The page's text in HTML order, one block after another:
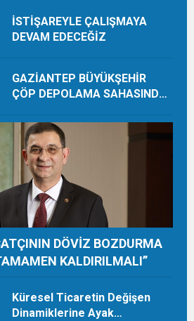
İSTİŞAREYLE ÇALIŞMAYA
DEVAM EDECEĞİZ
GAZİANTEP BÜYÜKŞEHİR
ÇÖP DEPOLAMA SAHASINDA
TON HASAT YAPIYOR
DÖVİZ BOZDURMA
KALDIRILMALI”
Küresel Ticaretin Değişen
Dinamiklerine Ayak